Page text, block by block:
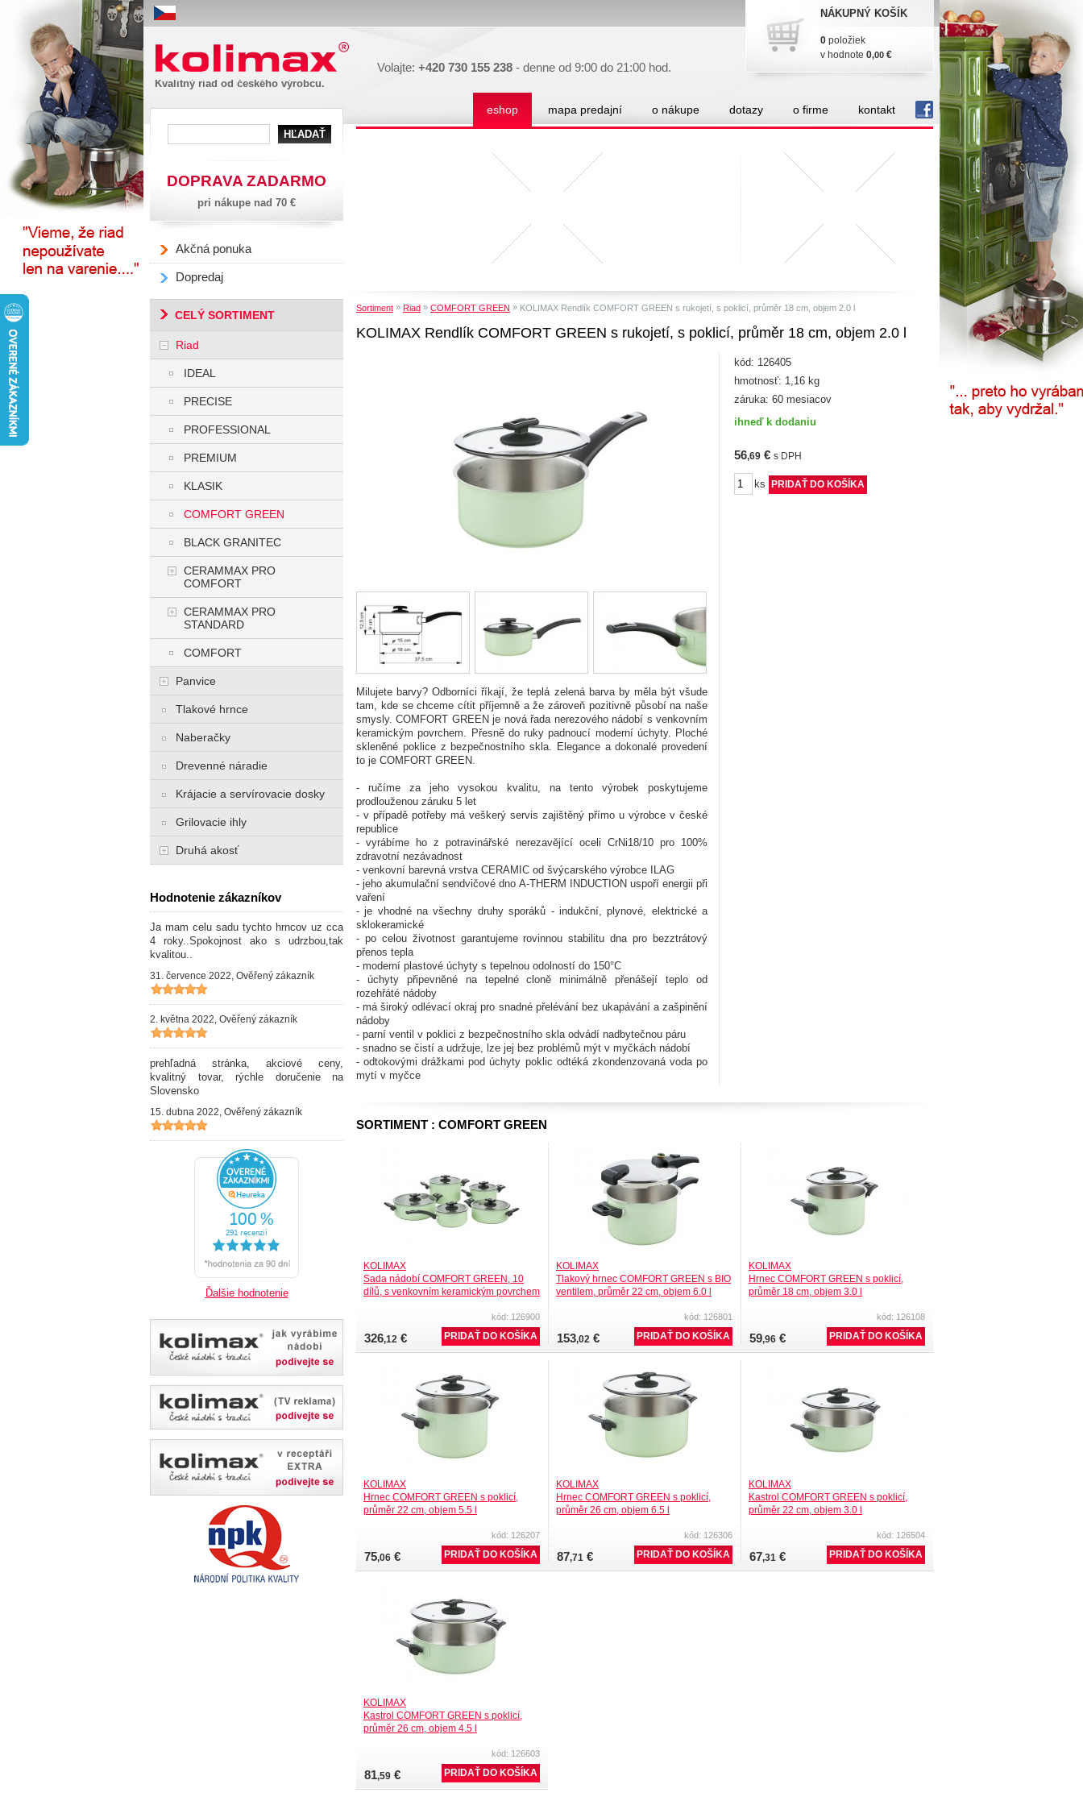
Kolimax
Sortiment » Riad » COMFORT GREEN » KOLIMAX Rendlík COMFORT GREEN s rukojetí, s poklicí, průměr 18 cm, objem 2.0 l
KOLIMAX Rendlík COMFORT GREEN s rukojetí, s poklicí, průměr 18 cm, objem 2.0 l
Milujete barvy? Odborníci říkají, že teplá zelená barva by měla být všude
tam, kde se chceme cítit příjemně a že zároveň pozitivně působí na naše
smysly. COMFORT GREEN je nová řada nerezového nádobí s venkovním
keramickým povrchem. Přesně do ruky padnoucí moderní úchyty. Ploché
skleněné poklice z bezpečnostního skla. Elegance a dokonalé provedení
to je COMFORT GREEN.
- ručíme za jeho vysokou kvalitu, na tento výrobek poskytujeme
prodlouženou záruku 5 let
- v případě potřeby má veškerý servis zajištěný přímo u výrobce v české
republice
- vyrábíme ho z potravinářské nerezavějící oceli CrNi18/10 pro 100%
zdravotní nezávadnost
- venkovní barevná vrstva CERAMIC od švýcarského výrobce ILAG
- jeho akumulační sendvičové dno A-THERM INDUCTION uspoří energii při
vaření
- je vhodné na všechny druhy sporáků - indukční, plynové, elektrické a
sklokeramické
- po celou životnost garantujeme rovinnou stabilitu dna pro bezztrátový
přenos tepla
- moderní plastové úchyty s tepelnou odolností do 150°C
- úchyty připevněné na tepelné cloně minimálně přenášejí teplo od
rozehřáté nádoby
- má široký odlévací okraj pro snadné přelévání bez ukapávání a zašpinění
nádoby
- parní ventil v poklici z bezpečnostního skla odvádí nadbytečnou páru
- snadno se čistí a udržuje, lze jej bez problémů mýt v myčkách nádobí
- odtokovými drážkami pod úchyty poklic odtéká zkondenzovaná voda po
mytí v myčce
kód: 126405
hmotnosť: 1,16 kg
záruka: 60 mesiacov
ihneď k dodaniu
56,69 € s DPH
ks
SORTIMENT : COMFORT GREEN
KOLIMAX
Sada nádobí COMFORT GREEN, 10
dílů, s venkovním keramickým povrchem
326,12 €
kód: 126900
KOLIMAX
Tlakový hrnec COMFORT GREEN s BIO
ventilem, průměr 22 cm, objem 6.0 l
153,02 €
kód: 126801
KOLIMAX
Hrnec COMFORT GREEN s poklicí,
průměr 18 cm, objem 3.0 l
59,96 €
kód: 126108
KOLIMAX
Hrnec COMFORT GREEN s poklicí,
průměr 22 cm, objem 5.5 l
75,06 €
kód: 126207
KOLIMAX
Hrnec COMFORT GREEN s poklicí,
průměr 26 cm, objem 6.5 l
87,71 €
kód: 126306
KOLIMAX
Kastrol COMFORT GREEN s poklicí,
průměr 22 cm, objem 3.0 l
67,31 €
kód: 126504
KOLIMAX
Kastrol COMFORT GREEN s poklicí,
průměr 26 cm, objem 4.5 l
81,59 €
kód: 126603
DOPRAVA ZADARMO
pri nákupe nad 70 €
Akčná ponuka
Dopredaj
CELÝ SORTIMENT
Riad
IDEAL
PRECISE
PROFESSIONAL
PREMIUM
KLASIK
COMFORT GREEN
BLACK GRANITEC
CERAMMAX PRO
COMFORT
CERAMMAX PRO
STANDARD
COMFORT
Panvice
Tlakové hrnce
Naberačky
Drevenné náradie
Krájacie a servírovacie dosky
Grilovacie ihly
Druhá akosť
Hodnotenie zákazníkov
Ja mam celu sadu tychto hrncov uz cca
4 roky..Spokojnost ako s udrzbou,tak
kvalitou..
31. července 2022, Ověřený zákazník
2. května 2022, Ověřený zákazník
prehľadná stránka, akciové ceny,
kvalitný tovar, rýchle doručenie na
Slovensko
15. dubna 2022, Ověřený zákazník
Ďalšie hodnotenie
Kvalitný riad od českého výrobcu.
Volajte: +420 730 155 238 - denne od 9:00 do 21:00 hod.
eshop mapa predajní o nákupe dotazy o firme kontakt
NÁKUPNÝ KOŠÍK
0 položiek
v hodnote 0,00 €
fb